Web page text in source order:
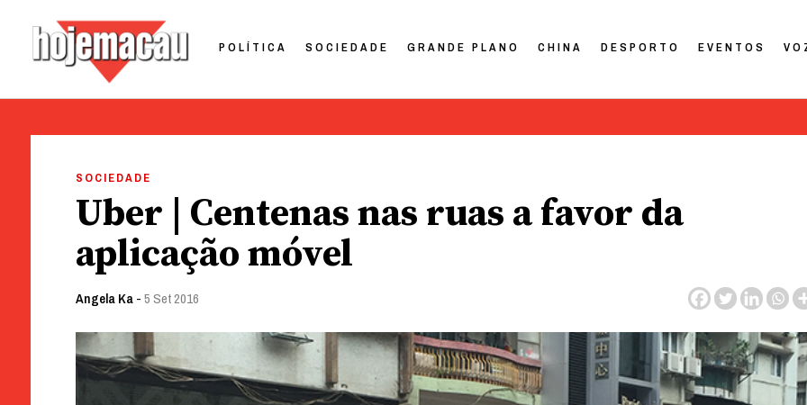
POLÍTICA SOCIEDADE GRANDE PLANO CHINA DESPORTO EVENTOS
SOCIEDADE
Uber | Centenas nas ruas a favor da
aplicação móvel
Angela Ka-5 Set 2016